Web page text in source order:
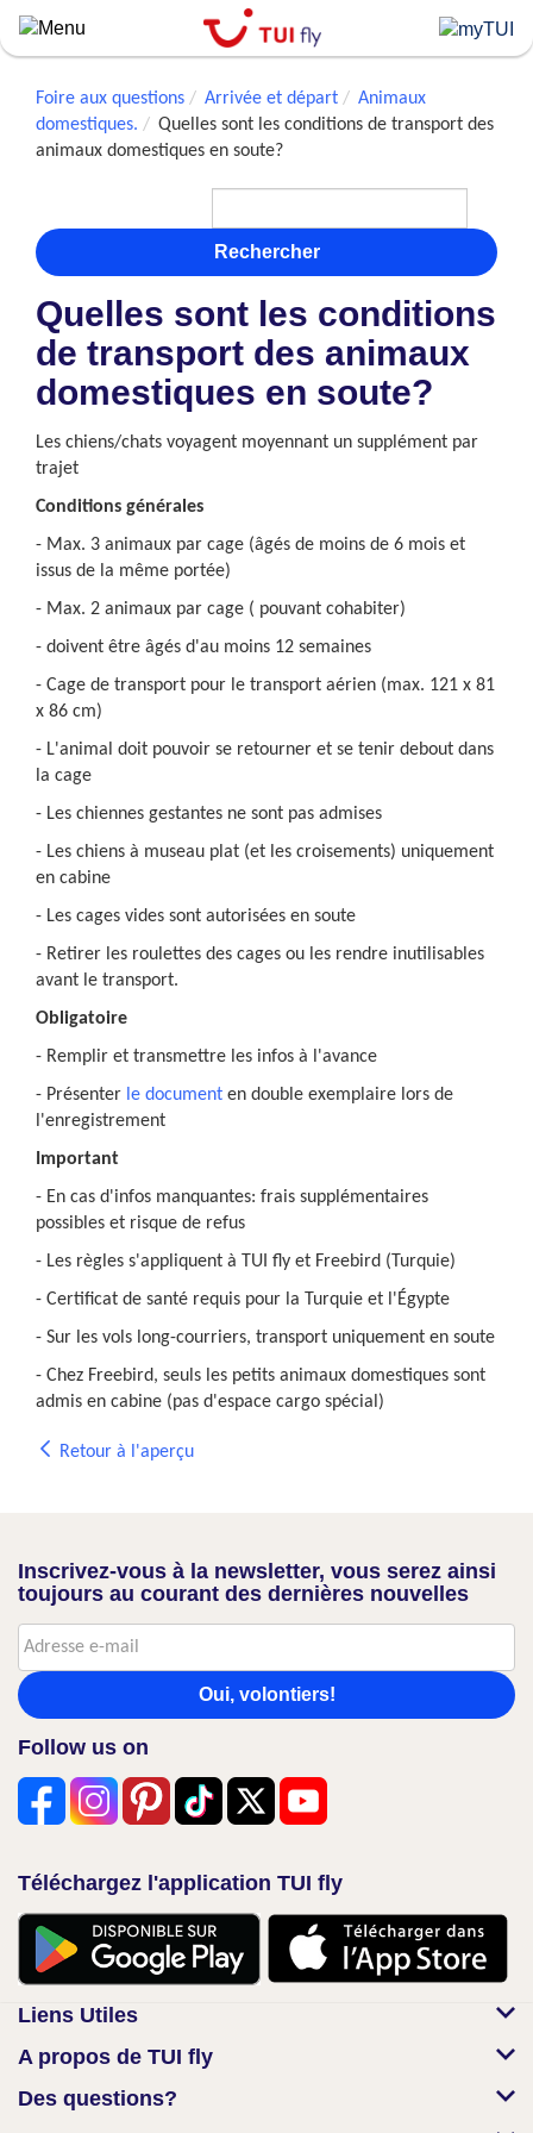
Skip
to
contentFoire aux questions Arrivée et départ
Animaux
domestiques.
Quelles sont les conditions de transport des
animaux domestiques en soute?
Rechercher
Quelles sont les conditions
de transport des animaux
domestiques en soute?
Les chiens/chats voyagent moyennant un supplément par
trajet
Conditions générales
- Max. 3 animaux par cage (âgés de moins de 6 mois et
issus de la même portée)
- Max. 2 animaux par cage ( pouvant cohabiter)
- doivent être âgés d'au moins 12 semaines
- Cage de transport pour le transport aérien (max. 121 x 81
x 86 cm)
- L'animal doit pouvoir se retourner et se tenir debout dans
la cage
- Les chiennes gestantes ne sont pas admises
- Les chiens à museau plat (et les croisements) uniquement
en cabine
- Les cages vides sont autorisées en soute
- Retirer les roulettes des cages ou les rendre inutilisables
avant le transport.
Obligatoire
- Remplir et transmettre les infos à l'avance
- Présenter le document en double exemplaire lors de
l'enregistrement
Important
- En cas d'infos manquantes: frais supplémentaires
possibles et risque de refus
- Les règles s'appliquent à TUI fly et Freebird (Turquie)
- Certificat de santé requis pour la Turquie et l'Égypte
- Sur les vols long-courriers, transport uniquement en soute
- Chez Freebird, seuls les petits animaux domestiques sont
admis en cabine (pas d'espace cargo spécial)
Retour à l'aperçu
Inscrivez-vous à la newsletter, vous serez ainsi
toujours au courant des dernières nouvelles
Oui, volontiers!
Follow us on
Téléchargez l'application TUI fly
Liens Utiles
A propos de TUI fly
Des questions?